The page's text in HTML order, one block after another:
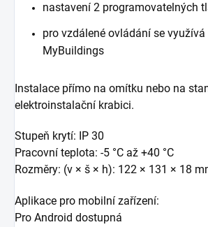
nastavení 2 programovatelných
pro vzdálené ovládání se využívá
MyBuildings
Instalace přímo na omítku nebo na
elektroinstalační krabici.
Stupeň krytí: IP 30
Pracovní teplota: -5 °C až +40 °C
Rozměry: (v × š × h): 122 × 131 × 18
Aplikace pro mobilní zařízení:
Pro Android dostupná